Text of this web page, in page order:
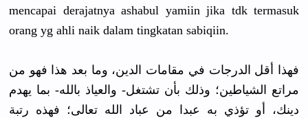
mencapai derajatnya ashabul yamiin jika tdk termasuk
orang yg ahli naik dalam tingkatan sabiqiin.
فهذا أقل الدرجات في مقامات الدين، وما بعد هذا فهو من
مراتع الشياطين؛ وذلك بأن تشتغل- والعياذ بالله- بما يهدم
دينك، أو تؤذي به عبدا من عباد الله تعالى؛ فهذه رتبة